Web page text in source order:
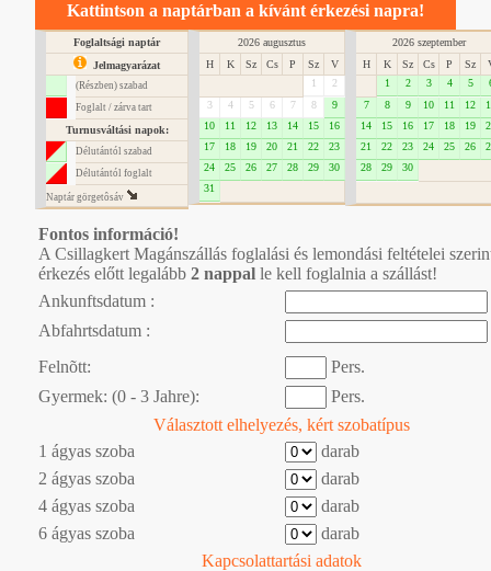
Kattintson a naptárban a kívánt érkezési napra!
Foglaltsági naptár
Jelmagyarázat
(Részben) szabad
Foglalt / zárva tart
Turnusváltási napok:
Délutántól szabad
Délutántól foglalt
Naptár görgetôsáv
2026 augusztus
H
K Sz Cs P Sz
V
1
2
3
4 5 6 7 8
9
10
11 12 13 14 15
16
17
18 19 20 21 22
23
24
25 26 27 28 29
30
31
2026 szeptember
H
K Sz Cs P Sz
1
2 3 4 5
7
8 9 10 11 12
14
15 16 17 18 19
21
22 23 24 25 26
28
29 30
Fontos információ!
A Csillagkert Magánszállás foglalási és lemondási feltételei
érkezés előtt legalább 2 nappal le kell foglalnia a szállást!
Ankunftsdatum :
Abfahrtsdatum :
Felnõtt:
Pers.
Gyermek: (0 - 3 Jahre):
Pers.
Választott elhelyezés, kért szobatípus
1 ágyas szoba
darab
2 ágyas szoba
darab
4 ágyas szoba
darab
6 ágyas szoba
darab
Kapcsolattartási adatok